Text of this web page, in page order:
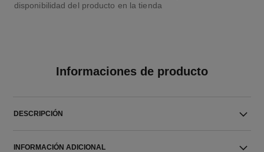
disponibilidad del producto en la tienda
Informaciones de producto
DESCRIPCIÓN
INFORMACIÓN ADICIONAL